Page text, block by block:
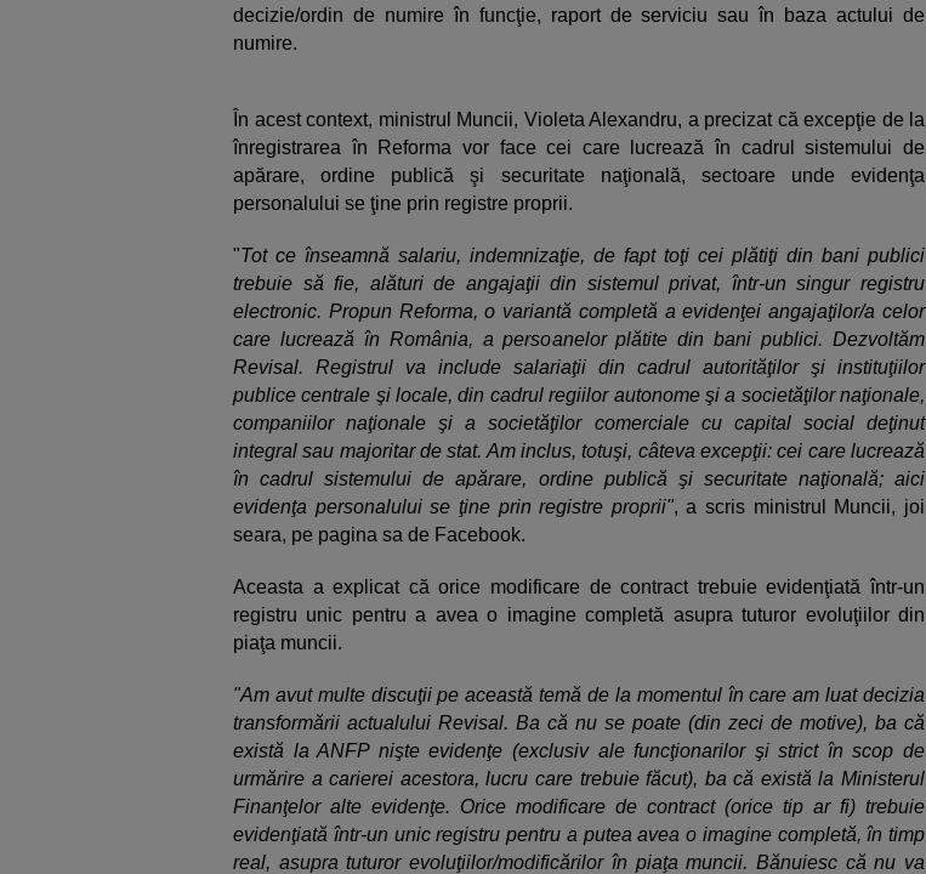
decizie/ordin de numire în funcţie, raport de serviciu sau în baza actului de
numire.
În acest context, ministrul Muncii, Violeta Alexandru, a precizat că excepţie de la
înregistrarea în Reforma vor face cei care lucrează în cadrul sistemului de
apărare, ordine publică şi securitate naţională, sectoare unde evidenţa
personalului se ţine prin registre proprii.
"Tot ce înseamnă salariu, indemnizaţie, de fapt toţi cei plătiţi din bani publici
trebuie să fie, alături de angajaţii din sistemul privat, într-un singur registru
electronic. Propun Reforma, o variantă completă a evidenţei angajaţilor/a celor
care lucrează în România, a persoanelor plătite din bani publici. Dezvoltăm
Revisal. Registrul va include salariaţii din cadrul autorităţilor şi instituţiilor
publice centrale şi locale, din cadrul regiilor autonome şi a societăţilor naţionale,
companiilor naţionale şi a societăţilor comerciale cu capital social deţinut
integral sau majoritar de stat. Am inclus, totuşi, câteva excepţii: cei care lucrează
în cadrul sistemului de apărare, ordine publică şi securitate naţională; aici
evidenţa personalului se ţine prin registre proprii", a scris ministrul Muncii, joi
seara, pe pagina sa de Facebook.
Aceasta a explicat că orice modificare de contract trebuie evidenţiată într-un
registru unic pentru a avea o imagine completă asupra tuturor evoluţiilor din
piaţa muncii.
"Am avut multe discuţii pe această temă de la momentul în care am luat decizia
transformării actualului Revisal. Ba că nu se poate (din zeci de motive), ba că
există la ANFP nişte evidenţe (exclusiv ale funcţionarilor şi strict în scop de
urmărire a carierei acestora, lucru care trebuie făcut), ba că există la Ministerul
Finanţelor alte evidenţe. Orice modificare de contract (orice tip ar fi) trebuie
evidenţiată într-un unic registru pentru a putea avea o imagine completă, în timp
real, asupra tuturor evoluţiilor/modificărilor în piaţa muncii. Bănuiesc că nu va